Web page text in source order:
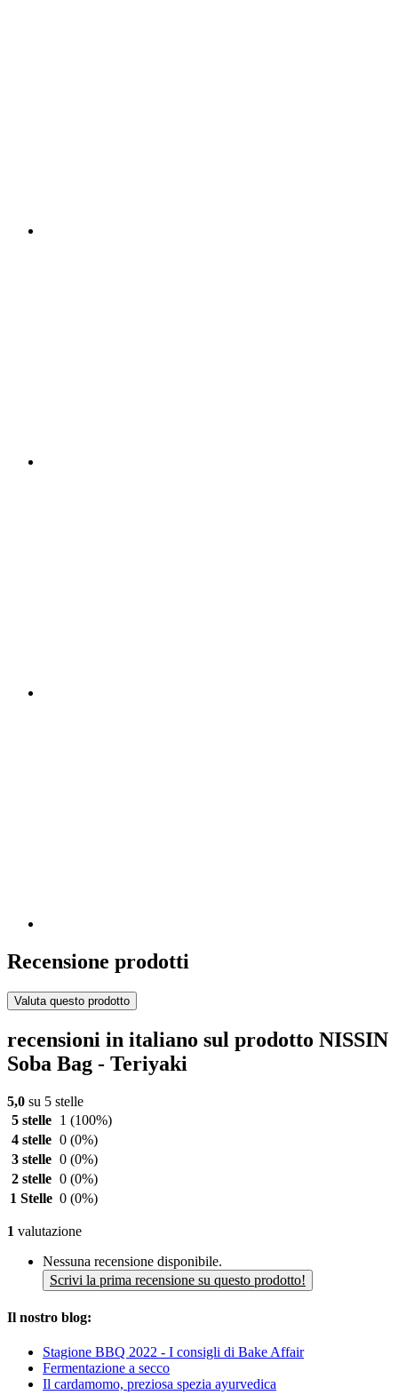
Recensione prodotti
Valuta questo prodotto
recensioni in italiano sul prodotto NISSIN
Soba Bag - Teriyaki
5,0 su 5 stelle
5 stelle
1 (100%)
4 stelle 0 (0%)
3 stelle 0 (0%)
2 stelle 0 (0%)
1 Stelle 0 (0%)
1 valutazione
Nessuna recensione disponibile.
Scrivi la prima recensione su questo prodotto!
Il nostro blog:
Stagione BBQ 2022 - I consigli di Bake Affair
Fermentazione a secco
Il cardamomo, preziosa spezia ayurvedica